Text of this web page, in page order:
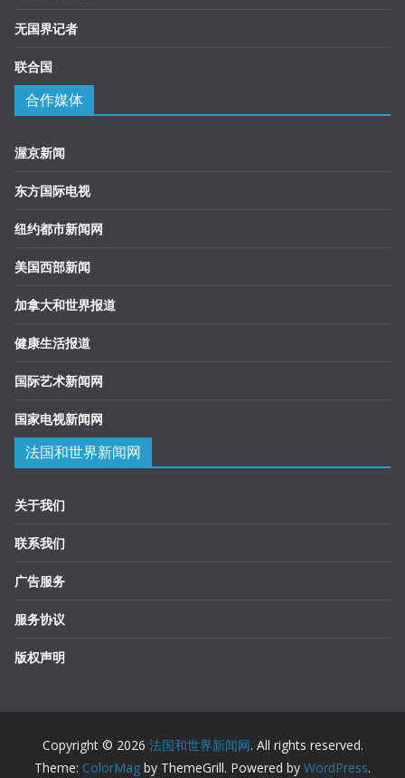
无国界记者
联合国
合作媒体
渥京新闻
东方国际电视
纽约都市新闻网
美国西部新闻
加拿大和世界报道
健康生活报道
国际艺术新闻网
国家电视新闻网
法国和世界新闻网
关于我们
联系我们
广告服务
服务协议
版权声明
Copyright © 2026 法国和世界新闻网. All rights reserved.
Theme: ColorMag by ThemeGrill. Powered by WordPress.